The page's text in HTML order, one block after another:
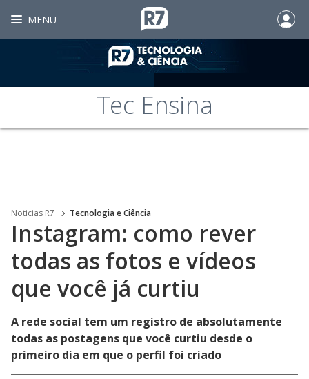
MENU
Tec Ensina
Noticias R7 Tecnologia e Ciência
Instagram: como rever
todas as fotos e vídeos
que você já curtiu
A rede social tem um registro de absolutamente
todas as postagens que você curtiu desde o
primeiro dia em que o perfil foi criado